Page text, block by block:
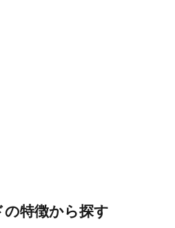
特徴から探す